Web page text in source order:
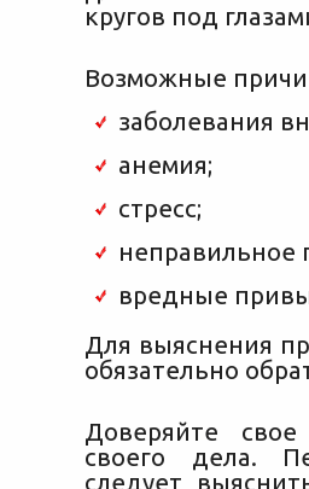
кругов под
Возможные
заболевания
анемия;
стресс;
неправильное
вредные
Для выяснения
обязательно
Доверяйте
своего дела.
следует